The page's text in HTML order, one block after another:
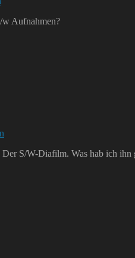
w Aufnahmen?
Der S/W-Diafilm. Was hab ich